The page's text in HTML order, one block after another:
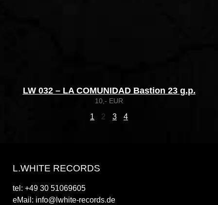
LW 032 – LA COMUNIDAD Bastion 23 g.p.
10,- EUR
1 2 3 4
L.WHITE RECORDS
tel: +49 30 51069605
eMail: info@lwhite-records.de